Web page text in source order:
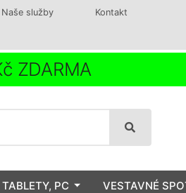
Naše služby Kontakt
ZDARMA
PC VESTAVNÉ